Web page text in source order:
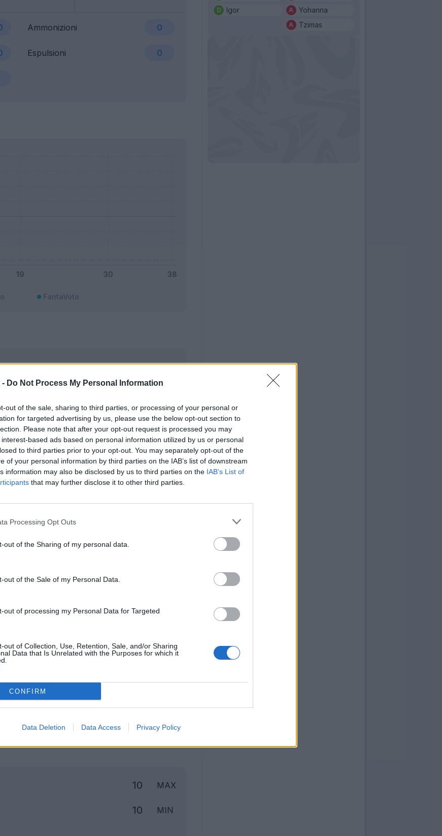
- Do Not Process My Personal Information
out of the sale, sharing to third parties, or processing of your personal or
for targeted advertising by us, please use the below opt-out section to
Please note that after your opt-out request is processed you may
based ads based on personal information utilized by us or personal
to third parties prior to your opt-out. You may separately opt-out of the
of your personal information by third parties on the IAB’s list of downstream
information may also be disclosed by us to third parties on the IAB’s List of
that may further disclose it to other third parties.
Processing Opt Outs
out of the Sharing of my personal data.
out of the Sale of my Personal Data.
out of processing my Personal Data for Targeted
out of Collection, Use, Retention, Sale, and/or Sharing
Data that Is Unrelated with the Purposes for which it
CONFIRM
Data Deletion Data Access Privacy Policy
Ammonizioni 0
Espulsioni 0
FantaVoto
Malus Presenze a voto
10 MAX
10 MIN
Igor
Yohanna
Tzimas